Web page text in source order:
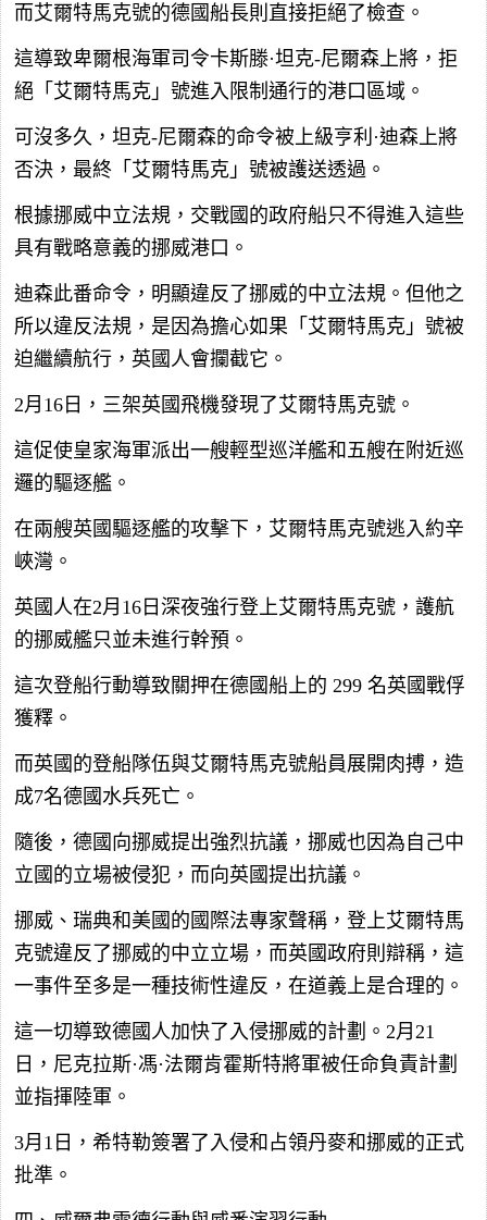
而艾爾特馬克號的德國船長則直接拒絕了檢查。
這導致卑爾根海軍司令卡斯滕·坦克-尼爾森上將，拒
絕「艾爾特馬克」號進入限制通行的港口區域。
可沒多久，坦克-尼爾森的命令被上級亨利·迪森上將
否決，最終「艾爾特馬克」號被護送透過。
根據挪威中立法規，交戰國的政府船只不得進入這些
具有戰略意義的挪威港口。
迪森此番命令，明顯違反了挪威的中立法規。但他之
所以違反法規，是因為擔心如果「艾爾特馬克」號被
迫繼續航行，英國人會攔截它。
2月16日，三架英國飛機發現了艾爾特馬克號。
這促使皇家海軍派出一艘輕型巡洋艦和五艘在附近巡
邏的驅逐艦。
在兩艘英國驅逐艦的攻擊下，艾爾特馬克號逃入約辛
峽灣。
英國人在2月16日深夜強行登上艾爾特馬克號，護航
的挪威艦只並未進行幹預。
這次登船行動導致關押在德國船上的 299 名英國戰俘
獲釋。
而英國的登船隊伍與艾爾特馬克號船員展開肉搏，造
成7名德國水兵死亡。
隨後，德國向挪威提出強烈抗議，挪威也因為自己中
立國的立場被侵犯，而向英國提出抗議。
挪威、瑞典和美國的國際法專家聲稱，登上艾爾特馬
克號違反了挪威的中立立場，而英國政府則辯稱，這
一事件至多是一種技術性違反，在道義上是合理的。
這一切導致德國人加快了入侵挪威的計劃。2月21
日，尼克拉斯·馮·法爾肯霍斯特將軍被任命負責計劃
並指揮陸軍。
3月1日，希特勒簽署了入侵和占領丹麥和挪威的正式
批準。